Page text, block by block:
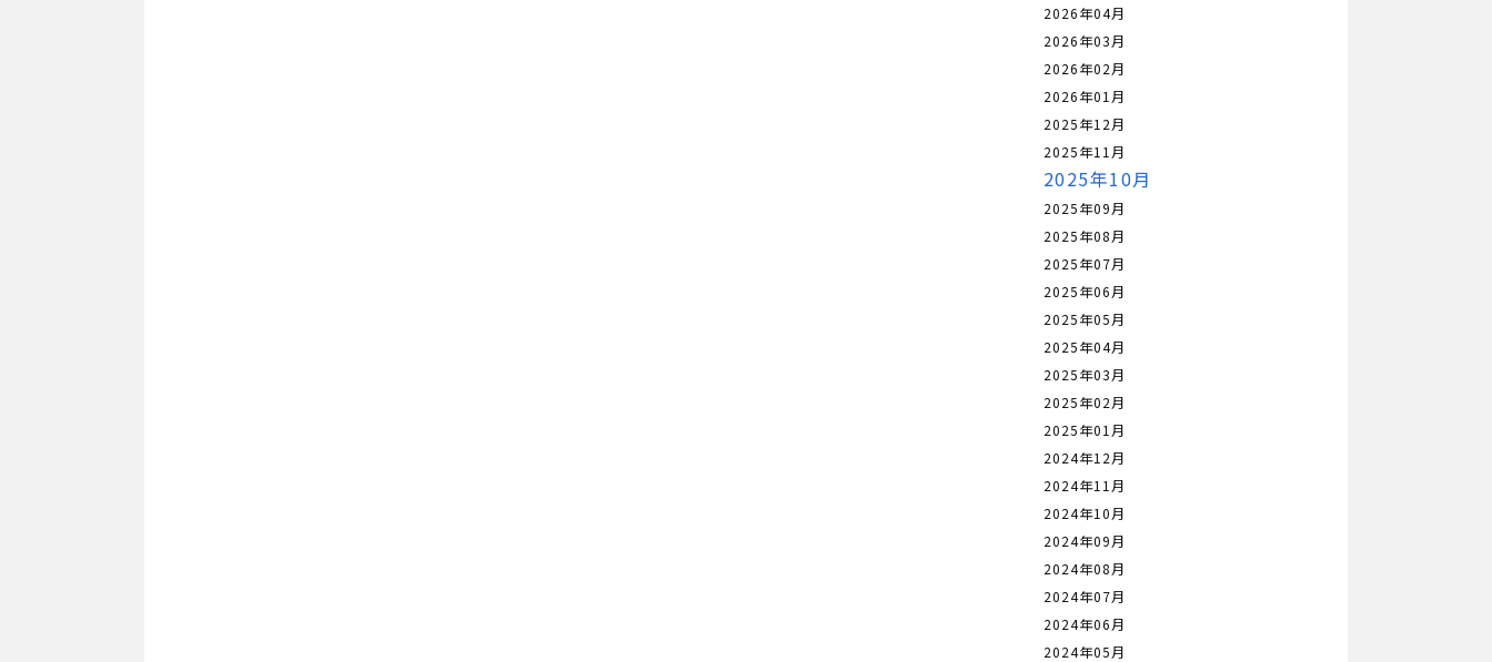
2026年04月
2026年03月
2026年02月
2026年01月
2025年12月
2025年11月
2025年10月
2025年09月
2025年08月
2025年07月
2025年06月
2025年05月
2025年04月
2025年03月
2025年02月
2025年01月
2024年12月
2024年11月
2024年10月
2024年09月
2024年08月
2024年07月
2024年06月
2024年05月